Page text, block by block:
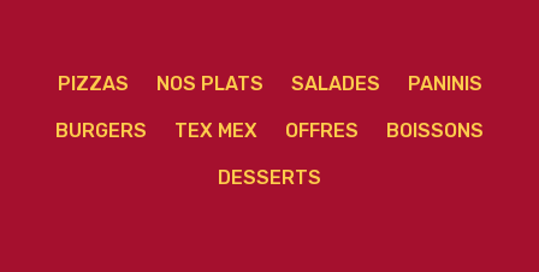
PIZZAS NOS PLATS SALADES PANINIS
BURGERS TEX MEX OFFRES BOISSONS
DESSERTS